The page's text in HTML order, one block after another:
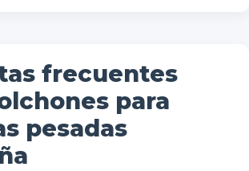
frecuentes
para
pesadas